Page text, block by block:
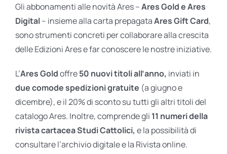
Gli abbonamenti alle novità Ares –Ares Gold e Ares
Digital– insieme alla carta prepagataAres Gift Card,
sono strumenti concreti per collaborare alla crescita
delle Edizioni Ares e far conoscere le nostre iniziative.
L’Ares Goldoffre50 nuovi titoli all’anno, inviati in
due comode spedizioni gratuite (a giugno e
dicembre), e il 20% di sconto su tutti gli altri titoli del
catalogo Ares. Inoltre, comprende gli 11 numeri della
rivista cartacea Studi Cattolici, e la possibilità di
consultare l’archivio digitale e la Rivista online.